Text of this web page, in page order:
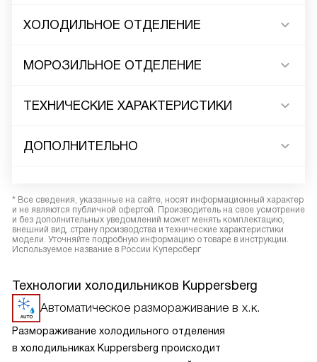
ХОЛОДИЛЬНОЕ ОТДЕЛЕНИЕ
МОРОЗИЛЬНОЕ ОТДЕЛЕНИЕ
ТЕХНИЧЕСКИЕ ХАРАКТЕРИСТИКИ
ДОПОЛНИТЕЛЬНО
* Все сведения, указанные на сайте, носят информационный характер
и не являются публичной офертой. Производитель на свое усмотрение
и без дополнительных уведомлений может менять комплектацию,
внешний вид, страну производства и технические характеристики
модели. Уточняйте подробную информацию о товаре в инструкции.
Используемое название в России Куперсберг
Технологии холодильников Kuppersberg
Автоматическое размораживание в х.к.
Размораживание холодильного отделения
в холодильниках Kuppersberg происходит